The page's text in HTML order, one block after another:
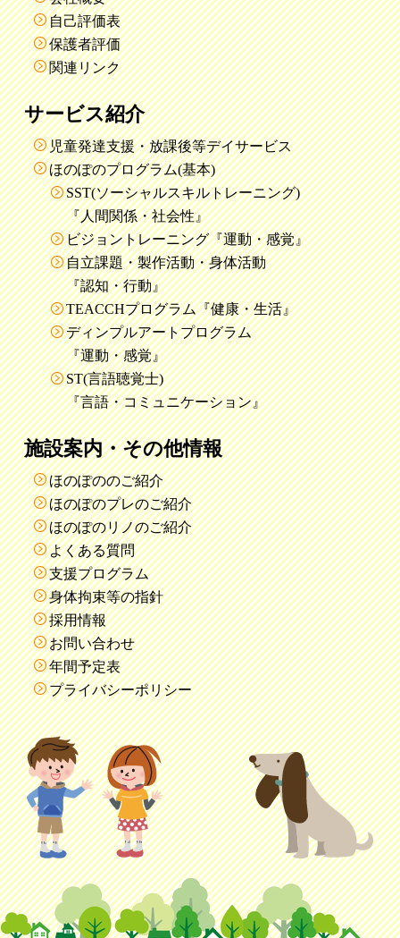
自己評価表
保護者評価
関連リンク
サービス紹介
児童発達支援・放課後等デイサービス
ほのぽのプログラム(基本)
SST(ソーシャルスキルトレーニング)
『人間関係・社会性』
ビジョントレーニング『運動・感覚』
自立課題・製作活動・身体活動
『認知・行動』
TEACCHプログラム『健康・生活』
ディンプルアートプログラム
『運動・感覚』
ST(言語聴覚士)
『言語・コミュニケーション』
施設案内・その他情報
ほのぽののご紹介
ほのぽのプレのご紹介
ほのぽのリノのご紹介
よくある質問
支援プログラム
身体拘束等の指針
採用情報
お問い合わせ
年間予定表
プライバシーポリシー